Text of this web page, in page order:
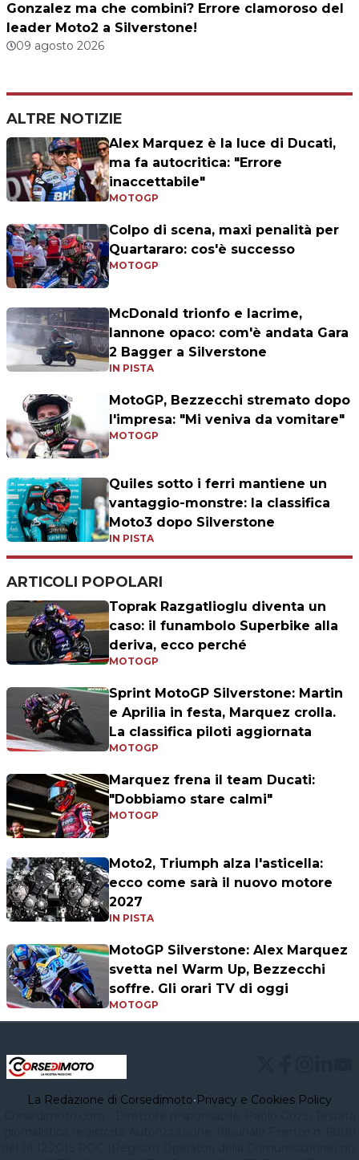
Gonzalez ma che combini? Errore clamoroso del
leader Moto2 a Silverstone!
09 agosto 2026
ALTRE NOTIZIE
Alex Marquez è la luce di Ducati,
ma fa autocritica: "Errore
inaccettabile"
MOTOGP
Colpo di scena, maxi penalità per
Quartararo: cos'è successo
MOTOGP
McDonald trionfo e lacrime,
Iannone opaco: com'è andata Gara
2 Bagger a Silverstone
IN PISTA
MotoGP, Bezzecchi stremato dopo
l'impresa: "Mi veniva da vomitare"
MOTOGP
Quiles sotto i ferri mantiene un
vantaggio-monstre: la classifica
Moto3 dopo Silverstone
IN PISTA
ARTICOLI POPOLARI
Toprak Razgatlioglu diventa un
caso: il funambolo Superbike alla
deriva, ecco perché
MOTOGP
Sprint MotoGP Silverstone: Martin
e Aprilia in festa, Marquez crolla.
La classifica piloti aggiornata
MOTOGP
Marquez frena il team Ducati:
"Dobbiamo stare calmi"
MOTOGP
Moto2, Triumph alza l'asticella:
ecco come sarà il nuovo motore
2027
IN PISTA
MotoGP Silverstone: Alex Marquez
svetta nel Warm Up, Bezzecchi
soffre. Gli orari TV di oggi
MOTOGP
La Redazione di Corsedimoto•Privacy e Cookies Policy